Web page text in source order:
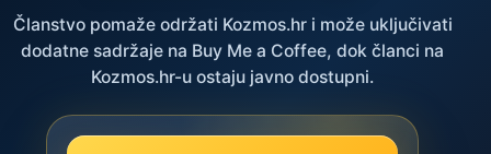
Članstvo pomaže održati Kozmos.hr i može uključivati
dodatne sadržaje na Buy Me a Coffee, dok članci na
Kozmos.hr-u ostaju javno dostupni.